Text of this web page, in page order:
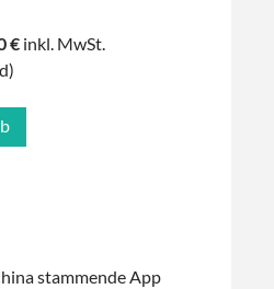
€ inkl. MwSt.
stammende App